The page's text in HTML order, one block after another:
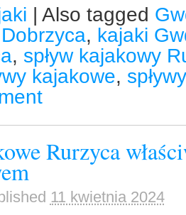
Also tagged
, kajaki
, spływ kajakowy
kajakowe,
Rurzyca
11 kwietnia 2024